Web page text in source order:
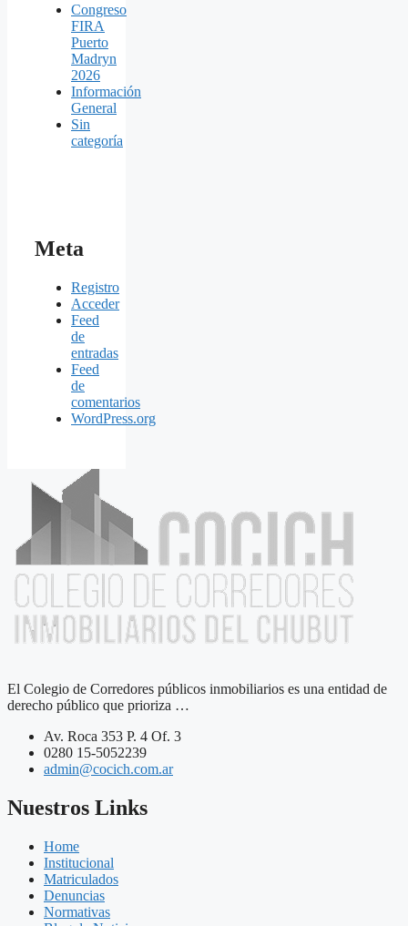
Congreso
FIRA
Puerto
Madryn
2026
Información
General
Sin
categoría
Meta
Registro
Acceder
Feed
de
entradas
Feed
de
comentarios
WordPress.org
El Colegio de Corredores públicos inmobiliarios es una entidad de
derecho público que prioriza …
Av. Roca 353 P. 4 Of. 3
0280 15-5052239
admin@cocich.com.ar
Nuestros Links
Home
Institucional
Matriculados
Denuncias
Normativas